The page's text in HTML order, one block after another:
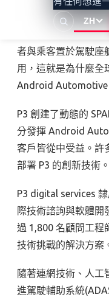
ZH
（IVI）作業系統（
力及可擴展性。全
者與乘客置於駕駛座
用，這就是為什麼全
Android Automotive
P3 創建了動態的
分發揮 Android
客戶皆從中受益。許
部署 P3 的創新技術。
P3 digital services
際技術諮詢與軟體開
過 1,800 名顧問工程
技術挑戰的解決方案
隨著連網技術、人工
進駕駛輔助系統